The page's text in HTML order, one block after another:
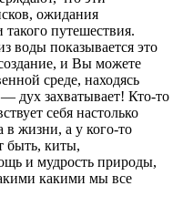
ожидания
путешествия.
воды показывается это
и Вы можете
среде, находясь
— дух захватывает! Кто-то
себя настолько
в жизни, а у кого-то
быть, киты,
и мудрость природы,
какими мы все